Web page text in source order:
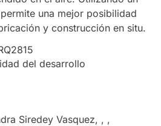
del desarrollo
Siredey Vasquez, , ,
una mejor posibilidad
y construcción en situ.